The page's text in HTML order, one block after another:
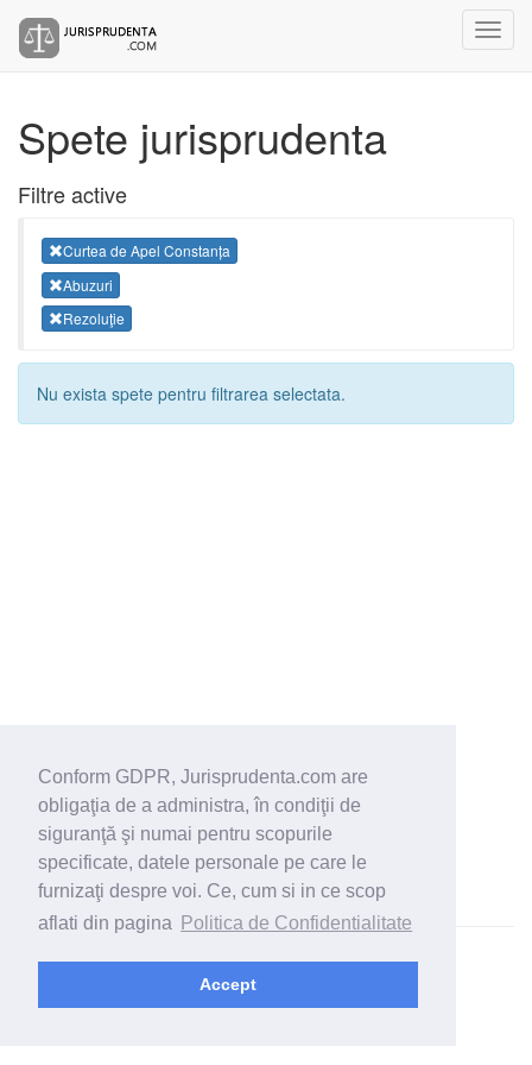
Conform GDPR, Jurisprudenta.com are
obligaţia de a administra, în condiţii de
siguranţă şi numai pentru scopurile
specificate, datele personale pe care le
furnizaţi despre voi. Ce, cum si in ce scop
aflati din pagina
Politica de Confidentialitate
Accept
Spete jurisprudenta
Filtre active
Curtea de Apel Constanța
Abuzuri
Rezoluţie
Nu exista spete pentru filtrarea selectata.
© 2026 - Jurisprudenta.com -Cautare-Termeni si conditii